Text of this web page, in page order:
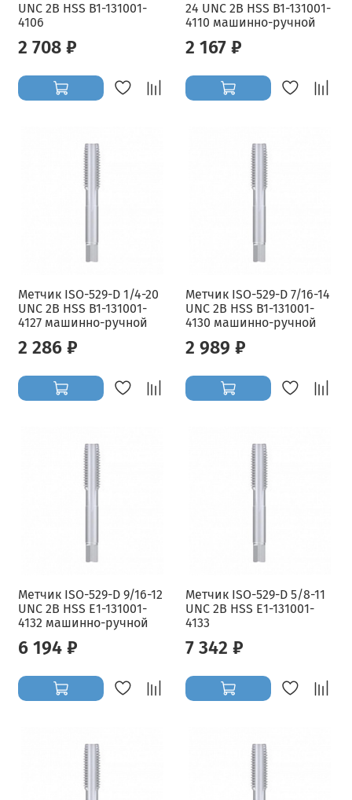
UNC 2B HSS B1-131001-
4106
2 708 ₽
24 UNC 2B HSS B1-131001-
4110 машинно-ручной
2 167 ₽
Метчик ISO-529-D 1/4-20
UNC 2B HSS B1-131001-
4127 машинно-ручной
2 286 ₽
Метчик ISO-529-D 7/16-14
UNC 2B HSS B1-131001-
4130 машинно-ручной
2 989 ₽
Метчик ISO-529-D 9/16-12
UNC 2B HSS E1-131001-
4132 машинно-ручной
6 194 ₽
Метчик ISO-529-D 5/8-11
UNC 2B HSS E1-131001-
4133
7 342 ₽